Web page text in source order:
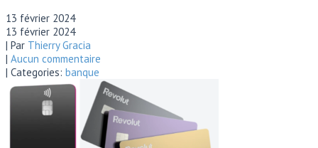
13 février 2024
13 février 2024
| Par Thierry Gracia
| Aucun commentaire
| Categories: banque